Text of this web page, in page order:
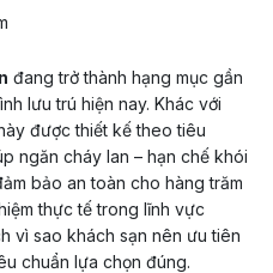
đang trở thành hạng mục gần
lưu trú hiện nay. Khác với
được thiết kế theo tiêu
ngăn cháy lan – hạn chế khói
bảo an toàn cho hàng trăm
thực tế trong lĩnh vực
vì sao khách sạn nên ưu tiên
chuẩn lựa chọn đúng.